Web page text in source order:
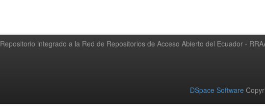
Repositorio integrado a la Red de Repositorios de Acceso Abierto del Ecuador -
DSpace Software